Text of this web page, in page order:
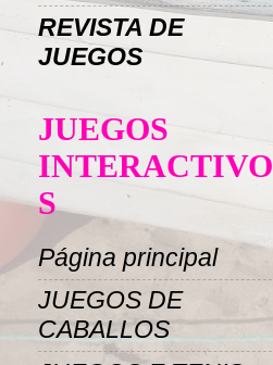
REVISTA DE
JUEGOS
JUEGOS
INTERACTIVO
S
Página principal
JUEGOS DE
CABALLOS